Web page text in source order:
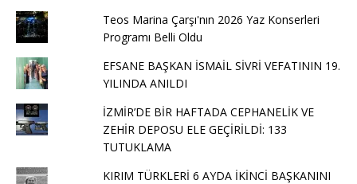
Teos Marina Çarşı'nın 2026 Yaz Konserleri
Programı Belli Oldu
EFSANE BAŞKAN İSMAİL SİVRİ VEFATININ 19.
YILINDA ANILDI
İZMİR’DE BİR HAFTADA CEPHANELİK VE
ZEHİR DEPOSU ELE GEÇİRİLDİ: 133
TUTUKLAMA
KIRIM TÜRKLERİ 6 AYDA İKİNCİ BAŞKANINI